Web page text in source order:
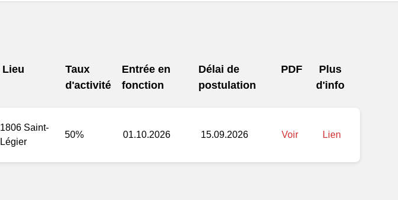
Lieu
Taux
d'activité
Entrée en
fonction
Délai de
postulation
PDF
Plus
d'info
1806 Saint-
Légier
50% 01.10.2026 15.09.2026 Voir Lien